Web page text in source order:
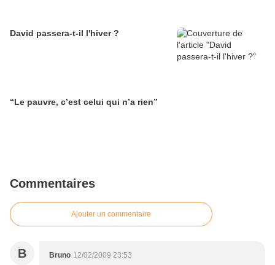
David passera-t-il l'hiver ?
“Le pauvre, c’est celui qui n’a rien”
Commentaires
Ajouter un commentaire
B Bruno 12/02/2009 23:53